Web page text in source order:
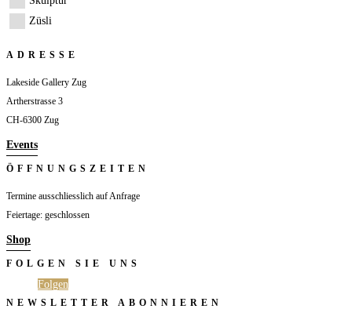
Züsli
ADRESSE
Lakeside Gallery Zug
Artherstrasse 3
CH-6300 Zug
Events
ÖFFNUNGSZEITEN
Termine ausschliesslich auf Anfrage
Feiertage: geschlossen
Shop
FOLGEN SIE UNS
Folgen
NEWSLETTER ABONNIEREN